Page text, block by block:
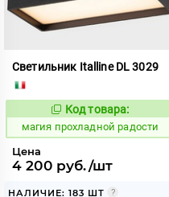
Светильник Italline DL 3029
Код:
915452
Код товара:
магия прохладной радости
Цена
4 200 руб./шт
НАЛИЧИЕ: 183 ШТ